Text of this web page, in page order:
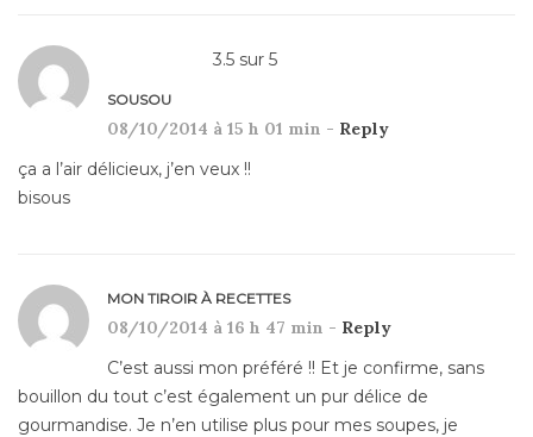
3.5 sur 5
SOUSOU
08/10/2014 à 15 h 01 min - Reply
ça a l’air délicieux, j’en veux !!
bisous
MON TIROIR À RECETTES
08/10/2014 à 16 h 47 min - Reply
C’est aussi mon préféré !! Et je confirme, sans
bouillon du tout c’est également un pur délice de
gourmandise. Je n’en utilise plus pour mes soupes, je